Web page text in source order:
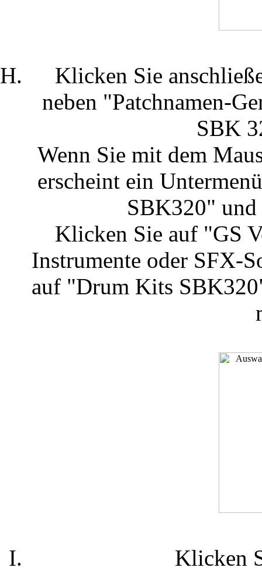
Klicken Sie
neben "Patchnamen-
SBK
Wenn Sie mit dem
erscheint ein
SBK320"
Klicken Sie auf "GS
Instrumente oder SFX-
auf "Drum Kits
Klicken